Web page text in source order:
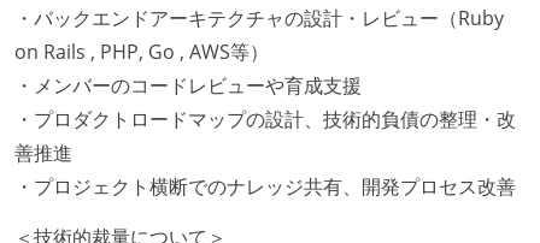
・バックエンドアーキテクチャの設計・レビュー（Ruby
on Rails , PHP, Go , AWS等）
・メンバーのコードレビューや育成支援
・プロダクトロードマップの設計、技術的負債の整理・改
善推進
・プロジェクト横断でのナレッジ共有、開発プロセス改善
＜技術的裁量について＞